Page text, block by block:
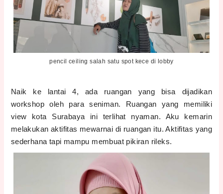
pencil ceiling salah satu spot kece di lobby
Naik ke lantai 4, ada ruangan yang bisa dijadikan
workshop oleh para seniman. Ruangan yang memiliki
view kota Surabaya ini terlihat nyaman. Aku kemarin
melakukan aktifitas mewarnai di ruangan itu. Aktifitas yang
sederhana tapi mampu membuat pikiran rileks.